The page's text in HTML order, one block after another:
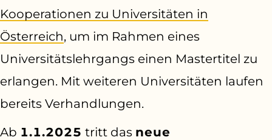
Kooperationen zu Universitäten in
Österreich, um im Rahmen eines
Universitätslehrgangs einen Mastertitel zu
erlangen. Mit weiteren Universitäten laufen
bereits Verhandlungen.
Ab 1.1.2025 tritt das neue